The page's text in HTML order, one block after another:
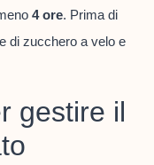
4 ore. Prima di
di zucchero a velo e
gestire il